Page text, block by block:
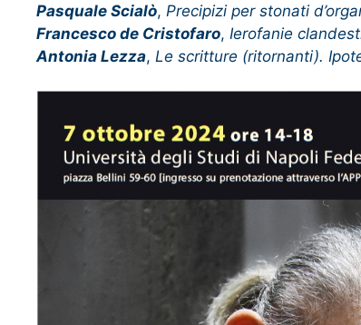
Pasquale Scialò, Precipizi per stonati
Francesco de Cristofaro, Ierofanie
Antonia Lezza, Le scritture (ritornanti).